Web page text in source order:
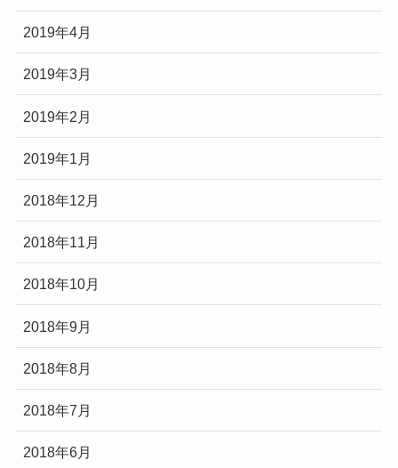
2019年4月
2019年3月
2019年2月
2019年1月
2018年12月
2018年11月
2018年10月
2018年9月
2018年8月
2018年7月
2018年6月